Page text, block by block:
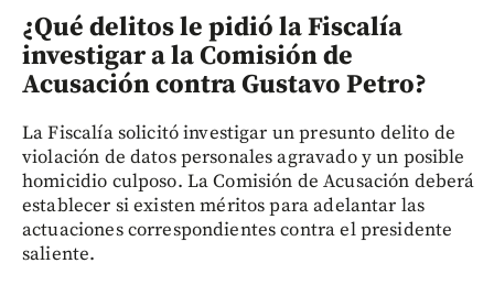
¿Qué delitos le pidió la Fiscalía
investigar a la Comisión de
Acusación contra Gustavo Petro?
La Fiscalía solicitó investigar un presunto delito de
violación de datos personales agravado y un posible
homicidio culposo. La Comisión de Acusación deberá
establecer si existen méritos para adelantar las
actuaciones correspondientes contra el presidente
saliente.